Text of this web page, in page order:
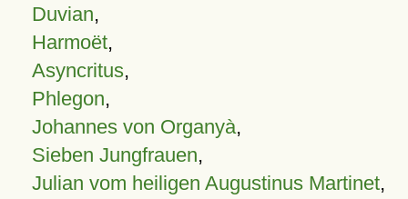
Duvian,
Harmoët,
Asyncritus,
Phlegon,
Johannes von Organyà,
Sieben Jungfrauen,
Julian vom heiligen Augustinus Martinet,